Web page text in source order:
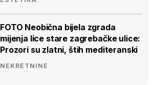
FOTO Neobična bijela zgrada
mijenja lice stare zagrebačke ulice:
Prozori su zlatni, štih mediteranski
NEKRETNINE